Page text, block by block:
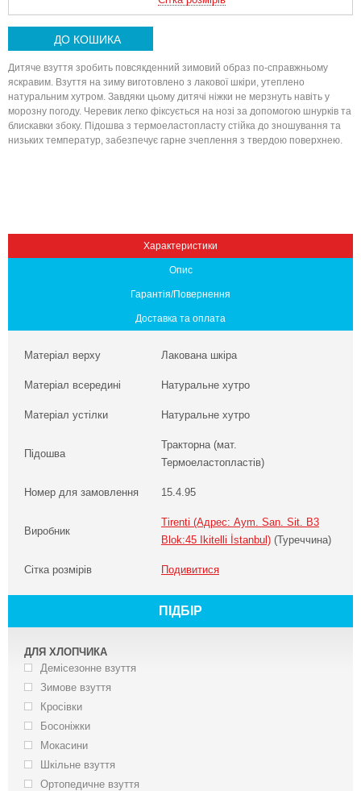
ДО КОШИКА
Дитяче взуття зробить повсякденний зимовий образ по-справжньому
яскравим. Взуття на зиму виготовлено з лакової шкіри, утеплено
натуральним хутром. Завдяки цьому дитячі ніжки не мерзнуть навіть у
морозну погоду. Черевик легко фіксується на нозі за допомогою шнурків та
блискавки збоку. Підошва з термоеластопласту стійка до зношування та
низьких температур, забезпечує гарне зчеплення з твердою поверхнею.
Характеристики
Опис
Гарантія/Повернення
Доставка та оплата
Матеріал верху Лакована шкіра
Матеріал всередині Натуральне хутро
Матеріал устілки Натуральне хутро
Підошва
Тракторна (мат.
Термоеластопластів)
Номер для замовлення 15.4.95
Виробник
Tirenti (Адрес: Aym. San. Sit. B3
Blok:45 Ikitelli İstanbul) (Туреччина)
Сітка розмірів Подивитися
ПІДБІР
ДЛЯ ХЛОПЧИКА
Демісезонне взуття
Зимове взуття
Кросівки
Босоніжки
Мокасини
Шкільне взуття
Ортопедичне взуття